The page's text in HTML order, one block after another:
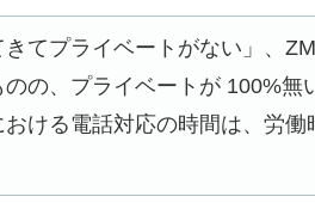
きてプライベートがない」、
の、プライベートが 100%無
ける電話対応の時間は、労働